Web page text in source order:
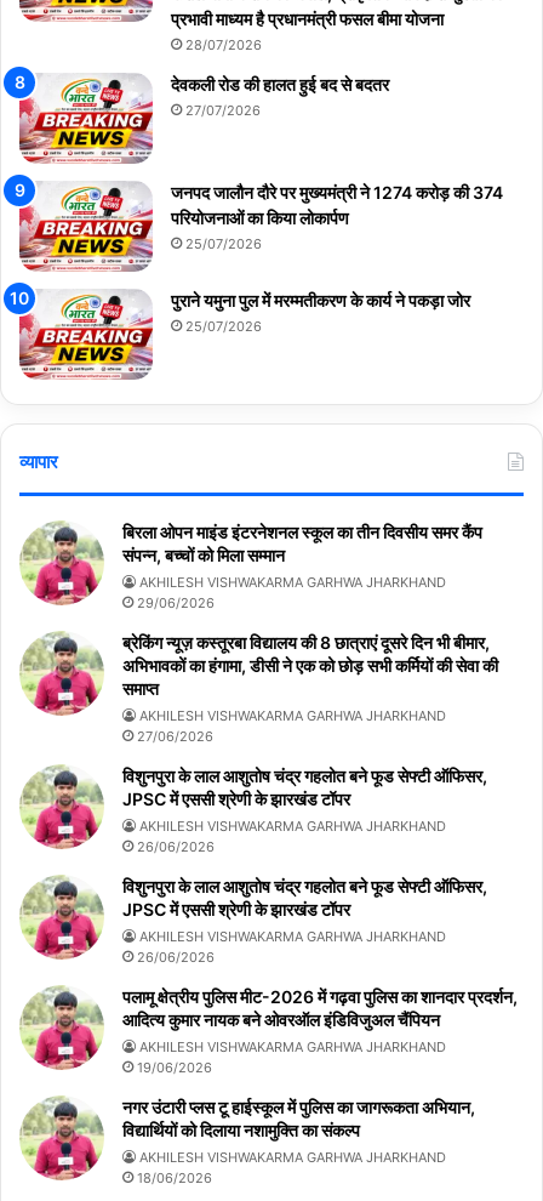
प्रभावी माध्यम है प्रधानमंत्री फसल बीमा योजना
28/07/2026
देवकली रोड की हालत हुई बद से बदतर
27/07/2026
जनपद जालौन दौरे पर मुख्यमंत्री ने 1274 करोड़ की 374
परियोजनाओं का किया लोकार्पण
25/07/2026
पुराने यमुना पुल में मरम्मतीकरण के कार्य ने पकड़ा जोर
25/07/2026
व्यापार
बिरला ओपन माइंड इंटरनेशनल स्कूल का तीन दिवसीय समर कैंप
संपन्न, बच्चों को मिला सम्मान
AKHILESH VISHWAKARMA GARHWA JHARKHAND
29/06/2026
ब्रेकिंग न्यूज़ कस्तूरबा विद्यालय की 8 छात्राएं दूसरे दिन भी बीमार,
अभिभावकों का हंगामा, डीसी ने एक को छोड़ सभी कर्मियों की सेवा की
समाप्त
AKHILESH VISHWAKARMA GARHWA JHARKHAND
27/06/2026
विशुनपुरा के लाल आशुतोष चंद्र गहलोत बने फूड सेफ्टी ऑफिसर,
JPSC में एससी श्रेणी के झारखंड टॉपर
AKHILESH VISHWAKARMA GARHWA JHARKHAND
26/06/2026
विशुनपुरा के लाल आशुतोष चंद्र गहलोत बने फूड सेफ्टी ऑफिसर,
JPSC में एससी श्रेणी के झारखंड टॉपर
AKHILESH VISHWAKARMA GARHWA JHARKHAND
26/06/2026
पलामू क्षेत्रीय पुलिस मीट-2026 में गढ़वा पुलिस का शानदार प्रदर्शन,
आदित्य कुमार नायक बने ओवरऑल इंडिविजुअल चैंपियन
AKHILESH VISHWAKARMA GARHWA JHARKHAND
19/06/2026
नगर उंटारी प्लस टू हाईस्कूल में पुलिस का जागरूकता अभियान,
विद्यार्थियों को दिलाया नशामुक्ति का संकल्प
AKHILESH VISHWAKARMA GARHWA JHARKHAND
18/06/2026